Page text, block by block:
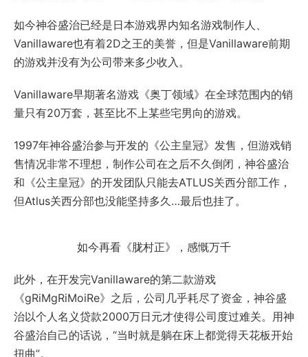
如今神谷盛治已经是日本游戏界内知名游戏制作人、
Vanillaware也有着2D之王的美誉，但是Vanillaware前期
的游戏并没有为公司带来多少收入。
Vanillaware早期著名游戏《奥丁领域》在全球范围内的销
量只有20万套，甚至比不上某些宅男向的游戏。
1997年神谷盛治参与开发的《公主皇冠》发售，但游戏销
售情况非常不理想，制作公司在之后不久倒闭，神谷盛治
和《公主皇冠》的开发团队只能去ATLUS关西分部工作，
但Atlus关西分部也没能坚持多久…最后也挂了。
如今再看《胧村正》，感慨万千
此外，在开发完Vanillaware的第二款游戏
《gRiMgRiMoiRe》之后，公司几乎耗尽了资金，神谷盛
治以个人名义贷款2000万日元才使得公司度过难关。用神
谷盛治自己的话说，“当时就是躺在床上都觉得天花板开始
扭曲”。